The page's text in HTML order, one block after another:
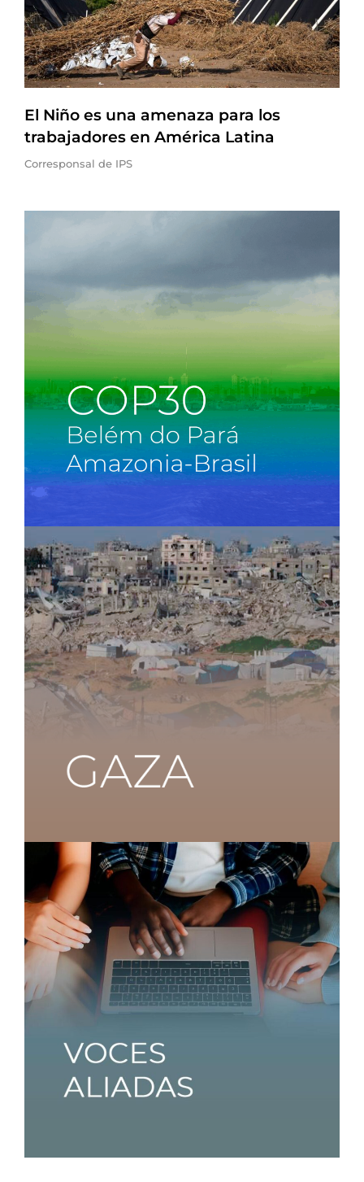
El Niño es una amenaza para los
trabajadores en América Latina
Corresponsal de IPS